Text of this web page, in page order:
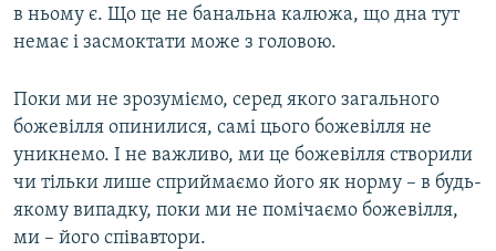
в ньому є. Що це не банальна калюжа, що дна тут
немає і засмоктати може з головою.
Поки ми не зрозуміємо, серед якого загального
божевілля опинилися, самі цього божевілля не
уникнемо. І не важливо, ми це божевілля створили
чи тільки лише сприймаємо його як норму – в будь-
якому випадку, поки ми не помічаємо божевілля,
ми – його співавтори.